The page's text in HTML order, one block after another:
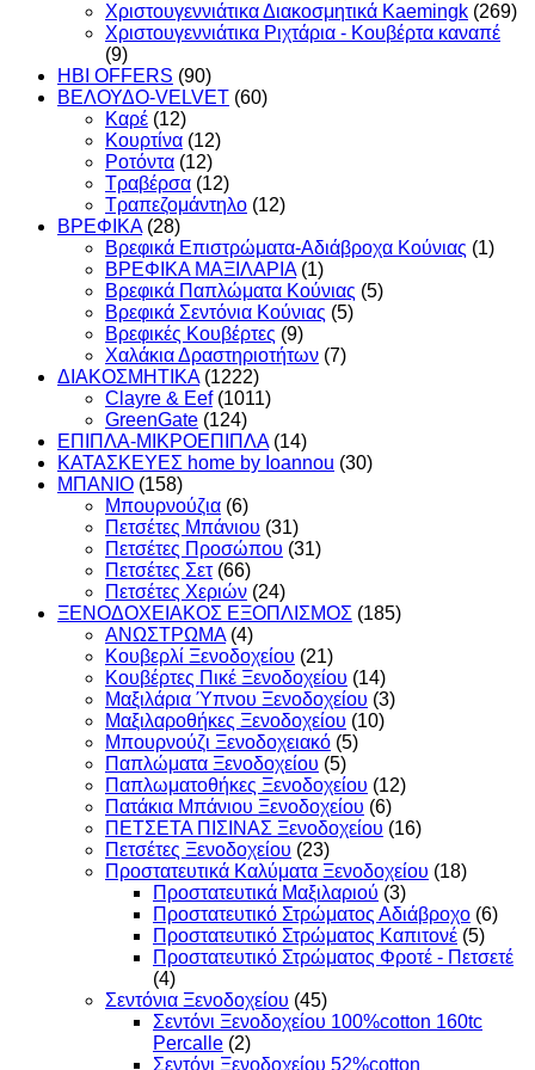
Χριστουγεννιάτικα Διακοσμητικά Kaemingk (269)
Χριστουγεννιάτικα Ριχτάρια - Κουβέρτα καναπέ
(9)
HBI OFFERS (90)
ΒΕΛΟΥΔΟ-VELVET (60)
Καρέ (12)
Κουρτίνα (12)
Ροτόντα (12)
Τραβέρσα (12)
Τραπεζομάντηλο (12)
ΒΡΕΦΙΚΑ (28)
Βρεφικά Επιστρώματα-Αδιάβροχα Κούνιας (1)
ΒΡΕΦΙΚΑ ΜΑΞΙΛΑΡΙΑ (1)
Βρεφικά Παπλώματα Κούνιας (5)
Βρεφικά Σεντόνια Κούνιας (5)
Βρεφικές Κουβέρτες (9)
Χαλάκια Δραστηριοτήτων (7)
ΔΙΑΚΟΣΜΗΤΙΚΑ (1222)
Clayre & Eef (1011)
GreenGate (124)
ΕΠΙΠΛΑ-ΜΙΚΡΟΕΠΙΠΛΑ (14)
ΚΑΤΑΣΚΕΥΕΣ home by Ioannou (30)
ΜΠΑΝΙΟ (158)
Μπουρνούζια (6)
Πετσέτες Μπάνιου (31)
Πετσέτες Προσώπου (31)
Πετσέτες Σετ (66)
Πετσέτες Χεριών (24)
ΞΕΝΟΔΟΧΕΙΑΚΟΣ ΕΞΟΠΛΙΣΜΟΣ (185)
ΑΝΩΣΤΡΩΜΑ (4)
Κουβερλί Ξενοδοχείου (21)
Κουβέρτες Πικέ Ξενοδοχείου (14)
Μαξιλάρια Ύπνου Ξενοδοχείου (3)
Μαξιλαροθήκες Ξενοδοχείου (10)
Μπουρνούζι Ξενοδοχειακό (5)
Παπλώματα Ξενοδοχείου (5)
Παπλωματοθήκες Ξενοδοχείου (12)
Πατάκια Μπάνιου Ξενοδοχείου (6)
ΠΕΤΣΕΤΑ ΠΙΣΙΝΑΣ Ξενοδοχείου (16)
Πετσέτες Ξενοδοχείου (23)
Προστατευτικά Καλύματα Ξενοδοχείου (18)
Προστατευτικά Μαξιλαριού (3)
Προστατευτικό Στρώματος Αδιάβροχο (6)
Προστατευτικό Στρώματος Καπιτονέ (5)
Προστατευτικό Στρώματος Φροτέ - Πετσετέ
(4)
Σεντόνια Ξενοδοχείου (45)
Σεντόνι Ξενοδοχείου 100%cotton 160tc
Percalle (2)
Σεντόνι Ξενοδοχείου 52%cotton